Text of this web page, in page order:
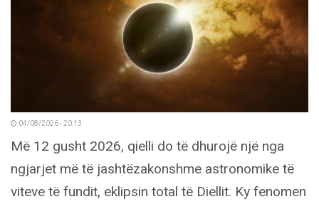
04/08/2026 - 20:13
Më 12 gusht 2026, qielli do të dhurojë një nga
ngjarjet më të jashtëzakonshme astronomike të
viteve të fundit, eklipsin total të Diellit. Ky fenomen